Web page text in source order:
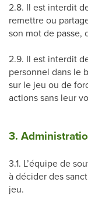
2.8. Il est interdit
remettre ou
son mot de passe,
2.9. Il est interdit
personnel dans le
sur le jeu ou de
actions sans leur
3.
3.1. L’équipe de
à décider des
jeu.